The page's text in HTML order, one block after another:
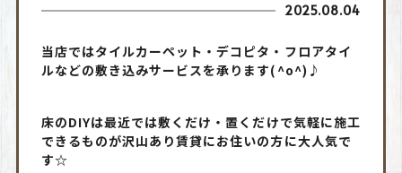
2025.08.04
当店ではタイルカーペット・デコピタ・フロアタイ
ルなどの敷き込みサービスを承ります(^o^)♪
床のDIYは最近では敷くだけ・置くだけで気軽に施工
できるものが沢山あり賃貸にお住いの方に大人気で
す☆